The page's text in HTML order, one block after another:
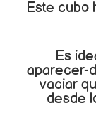
Este cubo
Es
aparecer-
vaciar
desde